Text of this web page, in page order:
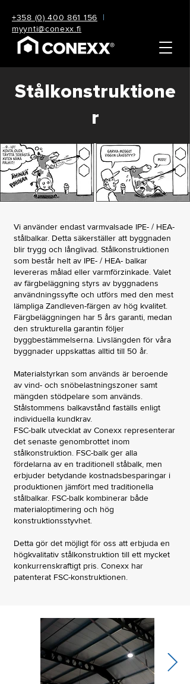
+358 (0) 400 861 156
|
myynti@conexx.fi
Stålkonstruktione
r
Vi använder endast varmvalsade IPE- / HEA-
stålbalkar. Detta säkerställer att byggnaden
blir trygg och långlivad. Stålkonstruktionen
som består helt av IPE- / HEA- balkar
levereras målad eller varmförzinkade. Valet
av färgbeläggning styrs av byggnadens
användningssyfte och utförs med den mest
lämpliga Zandleven-färgen av hög kvalitet.
Färgbeläggningen har 5 års garanti, medan
den strukturella garantin följer
byggbestämmelserna. Livslängden för våra
byggnader uppskattas alltid till 50 år.
Materialstyrkan som används är beroende
av vind- och snöbelastningszoner samt
mängden stödpelare som används.
Stålstommens balkavstånd faställs enligt
individuella kundkrav.
FSC-balk utvecklat av Conexx representerar
det senaste genombrottet inom
stålkonstruktion. FSC-balk ger alla
fördelarna av en traditionell ståbalk, men
erbjuder betydande kostnadsbesparingar i
produktionen jämfört med traditionella
stålbalkar. FSC-balk kombinerar både
materialoptimering och hög
konstruktionsstyvhet.
Detta gör det möjligt för oss att erbjuda en
högkvalitativ stålkonstruktion till ett mycket
konkurrenskraftigt pris. Conexx har
patenterat FSC-konstruktionen.